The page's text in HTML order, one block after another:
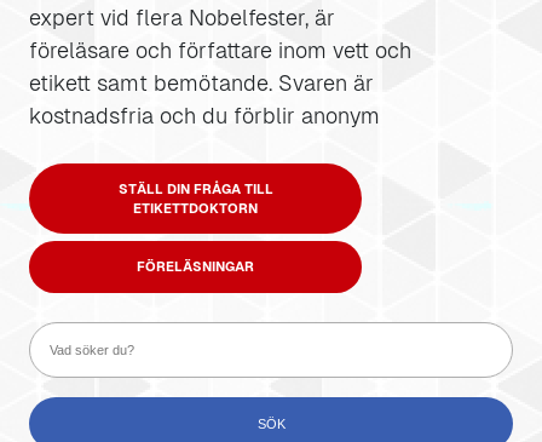
expert vid flera Nobelfester, är
föreläsare och författare inom vett och
etikett samt bemötande. Svaren är
kostnadsfria och du förblir anonym
STÄLL DIN FRÅGA TILL
ETIKETTDOKTORN
FÖRELÄSNINGAR